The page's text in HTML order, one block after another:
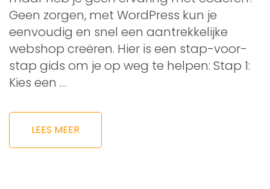
Geen zorgen, met WordPress kun je
eenvoudig en snel een aantrekkelijke
webshop creëren. Hier is een stap-voor-
stap gids om je op weg te helpen: Stap 1:
Kies een …
LEES MEER